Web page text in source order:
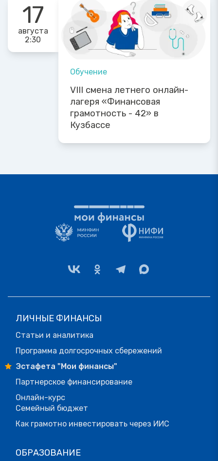
17
августа
2:30
Обучение
VIII смена летнего онлайн-
лагеря «Финансовая
грамотность - 42» в
Кузбассе
ЛИЧНЫЕ ФИНАНСЫ
Статьи и аналитика
Программа долгосрочных сбережений
Эстафета "Мои финансы"
Партнерское финансирование
Онлайн-курс
Семейный бюджет
Как грамотно инвестировать через ИИС
ОБРАЗОВАНИЕ